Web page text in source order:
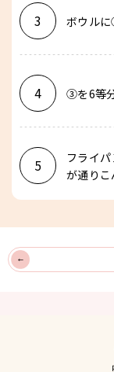
3 ボウル
4 ③を6等
5
フライ
が通り